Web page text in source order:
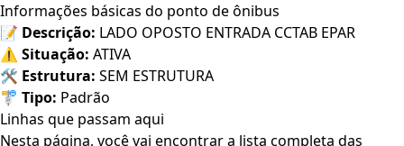
Informações básicas do ponto de ônibus
📝 Descrição: LADO OPOSTO ENTRADA CCTAB EPAR
⚠️ Situação: ATIVA
🛠️ Estrutura: SEM ESTRUTURA
🚏 Tipo: Padrão
Linhas que passam aqui
Nesta página, você vai encontrar a lista completa das